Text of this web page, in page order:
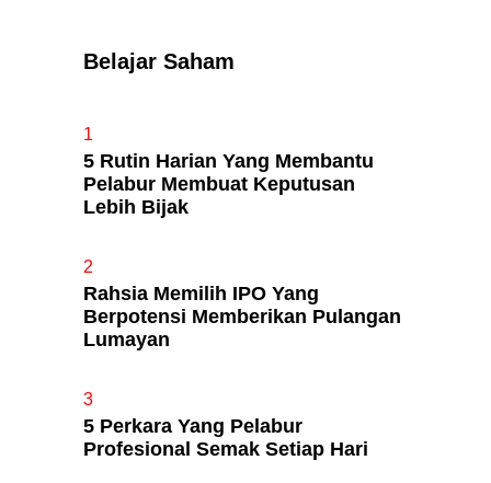
Belajar Saham
1
5 Rutin Harian Yang Membantu
Pelabur Membuat Keputusan
Lebih Bijak
2
Rahsia Memilih IPO Yang
Berpotensi Memberikan Pulangan
Lumayan
3
5 Perkara Yang Pelabur
Profesional Semak Setiap Hari
Yang Selalu Sifu Saham Sebut
Tu?